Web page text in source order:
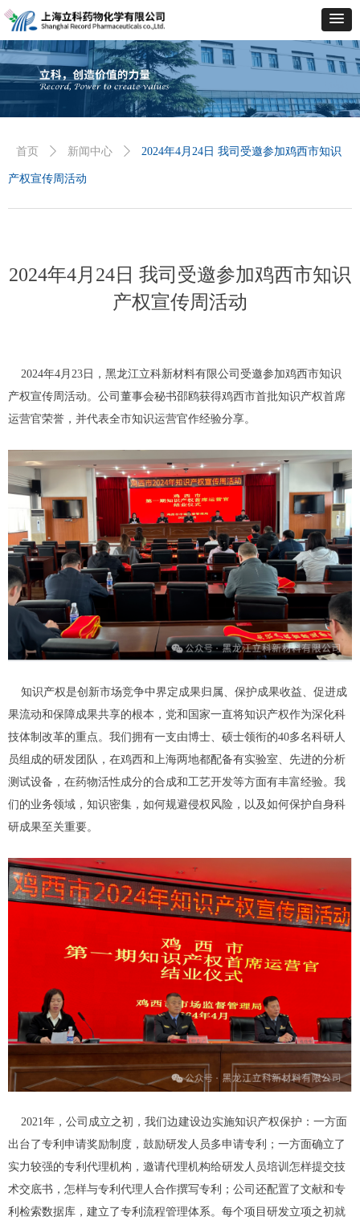
2024年4月24日 我司受邀参加鸡西市知识
产权宣传周活动
2024年4月23日，黑龙江立科新材料有限公司受邀参加鸡西市知识
产权宣传周活动。公司董事会秘书邵鸥获得鸡西市首批知识产权首席
运营官荣誉，并代表全市知识运营官作经验分享。
知识产权是创新市场竞争中界定成果归属、保护成果收益、促进成
果流动和保障成果共享的根本，党和国家一直将知识产权作为深化科
技体制改革的重点。我们拥有一支由博士、硕士领衔的40多名科研人
员组成的研发团队，在鸡西和上海两地都配备有实验室、先进的分析
测试设备，在药物活性成分的合成和工艺开发等方面有丰富经验。我
们的业务领域，知识密集，如何规避侵权风险，以及如何保护自身科
研成果至关重要。
2021年，公司成立之初，我们边建设边实施知识产权保护：一方面
出台了专利申请奖励制度，鼓励研发人员多申请专利；一方面确立了
实力较强的专利代理机构，邀请代理机构给研发人员培训怎样提交技
术交底书，怎样与专利代理人合作撰写专利；公司还配置了文献和专
利检索数据库，建立了专利流程管理体系。每个项目研发立项之初就
首页 ꄲ 新闻中心 ꄲ 2024年4月24日 我司受邀参加鸡西市知识
产权宣传周活动